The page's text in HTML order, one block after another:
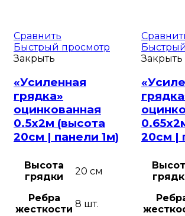
Сравнить
Быстрый просмотр
Закрыть
«Усиленная
грядка»
оцинкованная
0.5х2м (высота
20см | панели 1м)
Высота
грядки
20 см
Ребра
жесткости 8 шт.
Закрыть
20см |